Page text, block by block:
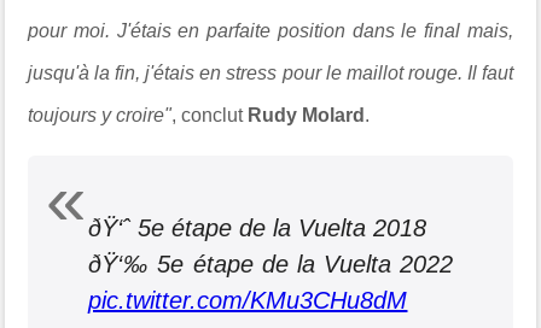
pour moi. J'étais en parfaite position dans le final mais,
jusqu'à la fin, j'étais en stress pour le maillot rouge. Il faut
toujours y croire", conclut Rudy Molard .
ðŸ‘ˆ 5e étape de la Vuelta 2018
ðŸ‘‰ 5e étape de la Vuelta 2022
pic.twitter.com/KMu3CHu8dM